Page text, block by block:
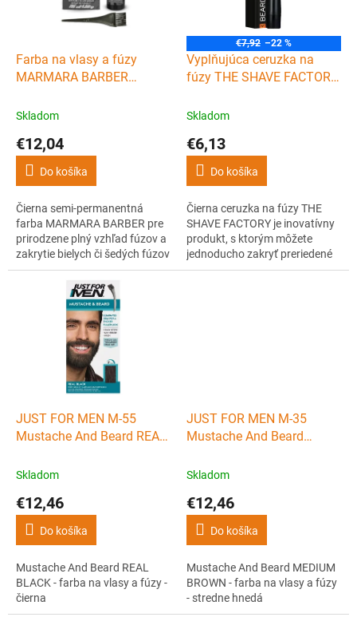
Farba na vlasy a fúzy
MARMARA BARBER
čierna 125 ml
Skladom
€12,04
Do košíka
Čierna semi-permanentná
farba MARMARA BARBER pre
prirodzene plný vzhľad fúzov a
zakrytie bielych či šedých fúzov
a vlasov. Neobsahuje škodlivý
amoniak ani peroxid a ľahko sa
aplikuje pomocou pribaleného
štetca na farbenie vlasov.
Farbený účinok vydrží 3 až 4
umytí šampónom.
€7,92 –22 %
Vyplňujúca ceruzka na
fúzy THE SHAVE FACTORY
Skladom
€6,13
Do košíka
Čierna ceruzka na fúzy THE
SHAVE FACTORY je inovatívny
produkt, s ktorým môžete
jednoducho zakryť preriedené
miesta vo vašich fúzach.
JUST FOR MEN M-55
Mustache And Beard REAL
fúzy - čierna
Skladom
€12,46
Do košíka
Mustache And Beard REAL
BLACK - farba na vlasy a fúzy -
čierna
JUST FOR MEN M-35
Mustache And Beard
vlasy a fúzy - stredne
Skladom
€12,46
Do košíka
Mustache And Beard MEDIUM
BROWN - farba na vlasy a fúzy
- stredne hnedá